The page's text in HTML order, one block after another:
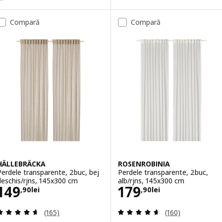
Compară
transparente, 2buc, bej
rjns, 145x300 cm
,90lei
149,90lei
Evaluare: 4.6 din 5 stele. Total recenzii:
(165)
Compară
ROSENROBINIA
Perdele transparente, 2buc,
alb/rjns, 145x300 cm
179,90lei
Preţ 179,90lei
Evaluare: 4.6
(160)